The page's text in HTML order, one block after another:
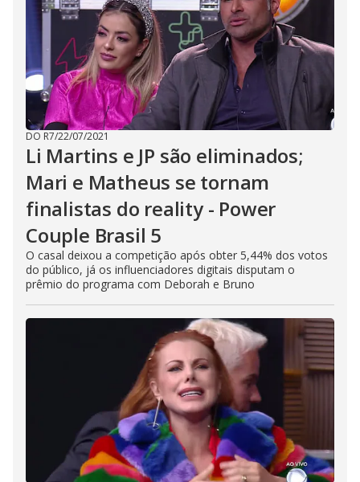
DO R7/22/07/2021
Li Martins e JP são eliminados;
Mari e Matheus se tornam
finalistas do reality - Power
Couple Brasil 5
O casal deixou a competição após obter 5,44% dos votos
do público, já os influenciadores digitais disputam o
prêmio do programa com Deborah e Bruno